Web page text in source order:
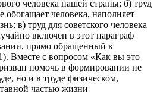
человека нашей страны; б) труд
обогащает человека, наполняет
в) труд для советского человека
включен в этот параграф
прямо обращенный к
Вместе с вопросом «Как вы это
помочь в формировании не
но и в труде физическом,
частью жизни